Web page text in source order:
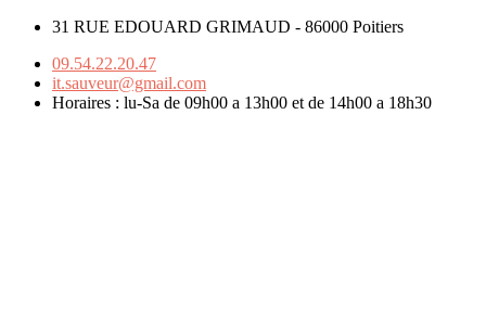
31 RUE EDOUARD GRIMAUD - 86000 Poitiers
09.54.22.20.47
it.sauveur@gmail.com
Horaires : lu-Sa de 09h00 a 13h00 et de 14h00 a 18h30